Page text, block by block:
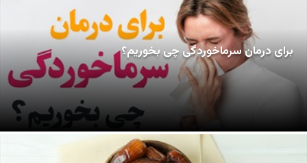
برای درمان سرماخوردگی چی بخوریم؟